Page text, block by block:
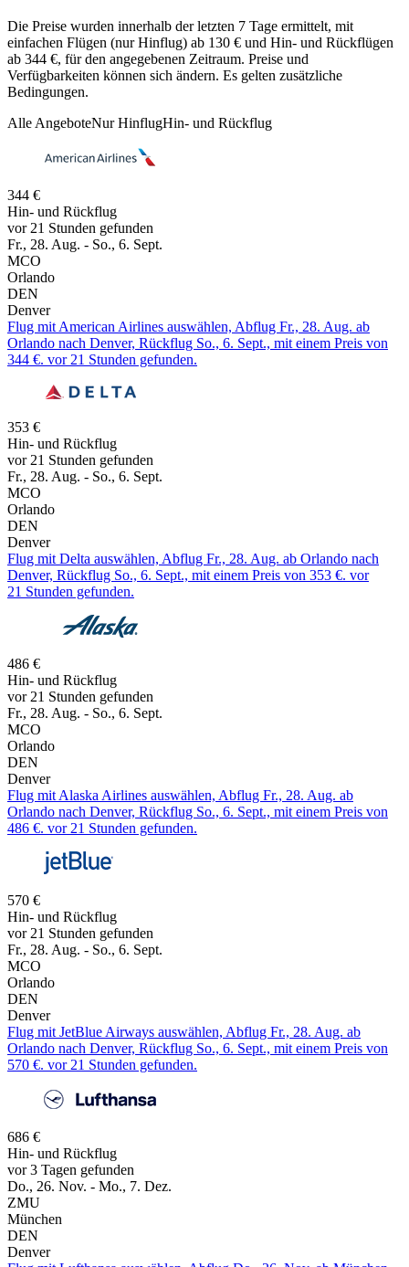
Die Preise wurden innerhalb der letzten 7 Tage ermittelt, mit
einfachen Flügen (nur Hinflug) ab 130 € und Hin- und Rückflügen
ab 344 €, für den angegebenen Zeitraum. Preise und
Verfügbarkeiten können sich ändern. Es gelten zusätzliche
Bedingungen.
Alle AngeboteNur HinflugHin- und Rückflug
344 €
Hin- und Rückflug
vor 21 Stunden gefunden
Fr., 28. Aug. - So., 6. Sept.
MCO
Orlando
DEN
Denver
Flug mit American Airlines auswählen, Abflug Fr., 28. Aug. ab
Orlando nach Denver, Rückflug So., 6. Sept., mit einem Preis von
344 €. vor 21 Stunden gefunden.
353 €
Hin- und Rückflug
vor 21 Stunden gefunden
Fr., 28. Aug. - So., 6. Sept.
MCO
Orlando
DEN
Denver
Flug mit Delta auswählen, Abflug Fr., 28. Aug. ab Orlando nach
Denver, Rückflug So., 6. Sept., mit einem Preis von 353 €. vor
21 Stunden gefunden.
486 €
Hin- und Rückflug
vor 21 Stunden gefunden
Fr., 28. Aug. - So., 6. Sept.
MCO
Orlando
DEN
Denver
Flug mit Alaska Airlines auswählen, Abflug Fr., 28. Aug. ab
Orlando nach Denver, Rückflug So., 6. Sept., mit einem Preis von
486 €. vor 21 Stunden gefunden.
570 €
Hin- und Rückflug
vor 21 Stunden gefunden
Fr., 28. Aug. - So., 6. Sept.
MCO
Orlando
DEN
Denver
Flug mit JetBlue Airways auswählen, Abflug Fr., 28. Aug. ab
Orlando nach Denver, Rückflug So., 6. Sept., mit einem Preis von
570 €. vor 21 Stunden gefunden.
686 €
Hin- und Rückflug
vor 3 Tagen gefunden
Do., 26. Nov. - Mo., 7. Dez.
ZMU
München
DEN
Denver